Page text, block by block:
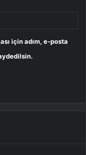
için adım, e-posta